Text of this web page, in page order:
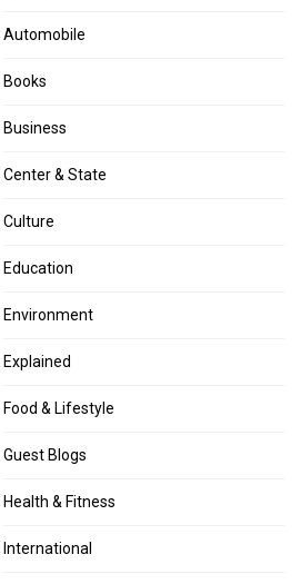
Automobile
Books
Business
Center & State
Culture
Education
Environment
Explained
Food & Lifestyle
Guest Blogs
Health & Fitness
International